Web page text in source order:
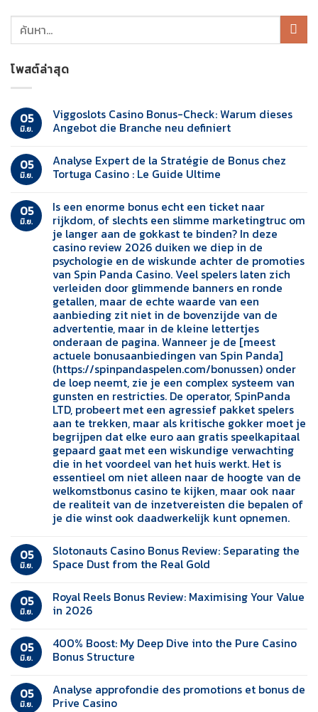
โพสต์ล่าสุด
05
มิ.ย.
Viggoslots Casino Bonus-Check: Warum dieses
Angebot die Branche neu definiert
05
มิ.ย.
Analyse Expert de la Stratégie de Bonus chez
Tortuga Casino : Le Guide Ultime
05
มิ.ย.
Is een enorme bonus echt een ticket naar
rijkdom, of slechts een slimme marketingtruc om
je langer aan de gokkast te binden? In deze
casino review 2026 duiken we diep in de
psychologie en de wiskunde achter de promoties
van Spin Panda Casino. Veel spelers laten zich
verleiden door glimmende banners en ronde
getallen, maar de echte waarde van een
aanbieding zit niet in de bovenzijde van de
advertentie, maar in de kleine lettertjes
onderaan de pagina. Wanneer je de [meest
actuele bonusaanbiedingen van Spin Panda]
(https://spinpandaspelen.com/bonussen) onder
de loep neemt, zie je een complex systeem van
gunsten en restricties. De operator, SpinPanda
LTD, probeert met een agressief pakket spelers
aan te trekken, maar als kritische gokker moet je
begrijpen dat elke euro aan gratis speelkapitaal
gepaard gaat met een wiskundige verwachting
die in het voordeel van het huis werkt. Het is
essentieel om niet alleen naar de hoogte van de
welkomstbonus casino te kijken, maar ook naar
de realiteit van de inzetvereisten die bepalen of
je die winst ook daadwerkelijk kunt opnemen.
05
มิ.ย.
Slotonauts Casino Bonus Review: Separating the
Space Dust from the Real Gold
05
มิ.ย.
Royal Reels Bonus Review: Maximising Your Value
in 2026
05
มิ.ย.
400% Boost: My Deep Dive into the Pure Casino
Bonus Structure
05
มิ.ย.
Analyse approfondie des promotions et bonus de
Prive Casino